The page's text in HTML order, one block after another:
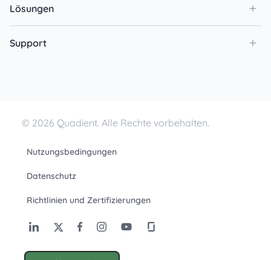
Lösungen
Support
© 2026 Quadient. Alle Rechte vorbehalten.
Nutzungsbedingungen
Datenschutz
Richtlinien und Zertifizierungen